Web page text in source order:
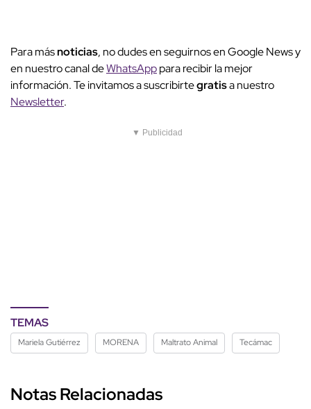
Para másnoticias, no dudes en seguirnos en Google News y
en nuestro canal deWhatsApppara recibir la mejor
información. Te invitamos a suscribirtegratisa nuestro
Newsletter.
▼ Publicidad
TEMAS
Mariela Gutiérrez MORENA Maltrato Animal Tecámac
Notas Relacionadas